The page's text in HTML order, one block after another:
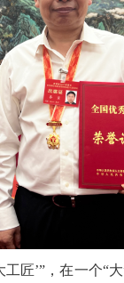
匠’”，在一个“